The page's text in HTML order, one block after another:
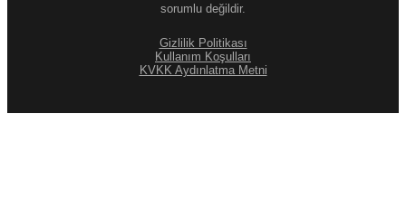
sorumlu değildir.
Gizlilik Politikası
Kullanım Koşulları
KVKK Aydınlatma Metni